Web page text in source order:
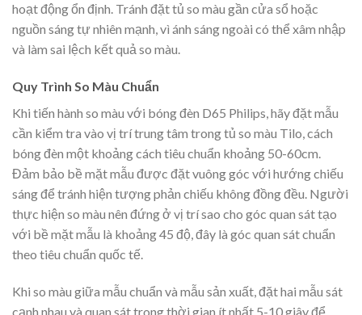
hoạt động ổn định. Tránh đặt tủ so màu gần cửa sổ hoặc
nguồn sáng tự nhiên mạnh, vì ánh sáng ngoài có thể xâm nhập
và làm sai lệch kết quả so màu.
Quy Trình So Màu Chuẩn
Khi tiến hành so màu với bóng đèn D65 Philips, hãy đặt mẫu
cần kiểm tra vào vị trí trung tâm trong tủ so màu Tilo, cách
bóng đèn một khoảng cách tiêu chuẩn khoảng 50-60cm.
Đảm bảo bề mặt mẫu được đặt vuông góc với hướng chiếu
sáng để tránh hiện tượng phản chiếu không đồng đều. Người
thực hiện so màu nên đứng ở vị trí sao cho góc quan sát tạo
với bề mặt mẫu là khoảng 45 độ, đây là góc quan sát chuẩn
theo tiêu chuẩn quốc tế.
Khi so màu giữa mẫu chuẩn và mẫu sản xuất, đặt hai mẫu sát
cạnh nhau và quan sát trong thời gian ít nhất 5-10 giây để